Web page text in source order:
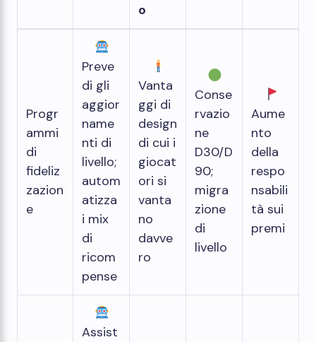
o
Progr
ammi
di
fideliz
zazion
e
Preve
di gli
aggior
name
nti di
livello;
autom
atizza
i mix
di
ricom
pense
Vanta
ggi di
design
di cui i
giocat
ori si
vanta
no
davve
ro
Conse
rvazio
ne
D30/D
90;
migra
zione
di
livello
Aume
nto
della
respo
nsabili
tà sui
premi
Assist